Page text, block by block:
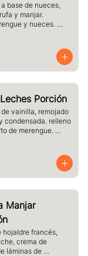
base de nueces,
y manjar.
y nueces.
Porción
vainilla, remojado
condensada. relleno
de merengue.
Manjar
hojaldre francés,
crema de
láminas de